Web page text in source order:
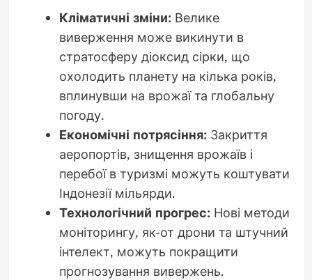
Кліматичні зміни:Велике
виверження може викинути в
стратосферу діоксид сірки, що
охолодить планету на кілька років,
вплинувши на врожаї та глобальну
погоду.
Економічні потрясіння:Закриття
аеропортів, знищення врожаїв і
перебої в туризмі можуть коштувати
Індонезії мільярди.
Технологічний прогрес:Нові методи
моніторингу, як-от дрони та штучний
інтелект, можуть покращити
прогнозування вивержень.